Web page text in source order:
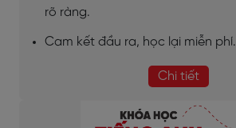
rõ ràng.
Cam kết đầu ra, học lại miễn phí.
Chi tiết